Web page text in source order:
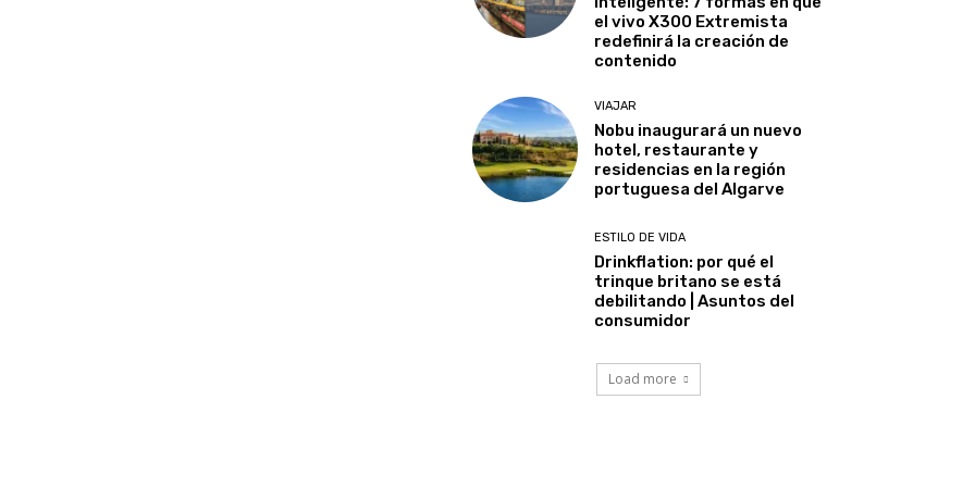
el vivo X300 Extremista
redefinirá la creación de
contenido
VIAJAR
Nobu inaugurará un nuevo
hotel, restaurante y
residencias en la región
portuguesa del Algarve
ESTILO DE VIDA
Drinkflation: por qué el
trinque britano se está
debilitando | Asuntos del
consumidor
Load more